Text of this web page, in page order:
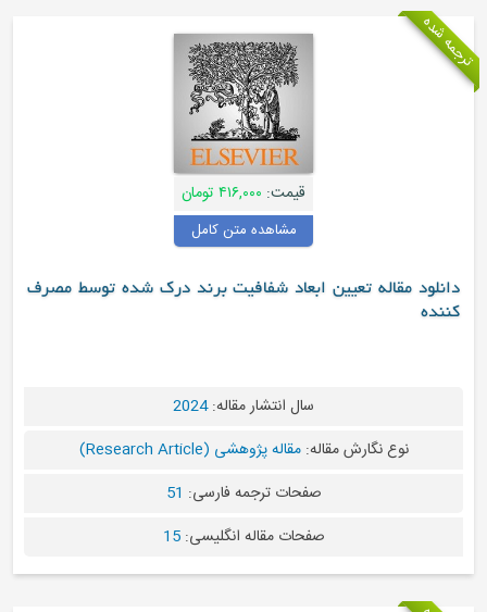
شده
قیمت:۴۱۶,۰۰۰ تومان
مشاهده متن کامل
دانلود مقاله تعیین ابعاد شفافیت برند درک شده توسط مصرف
کننده
سال انتشار مقاله:2024
نوع نگارش مقاله:مقاله پژوهشی (Research Article)
صفحات ترجمه فارسی:51
صفحات مقاله انگلیسی:15